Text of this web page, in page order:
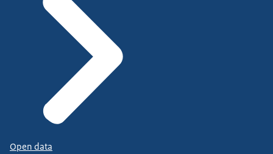
Open data